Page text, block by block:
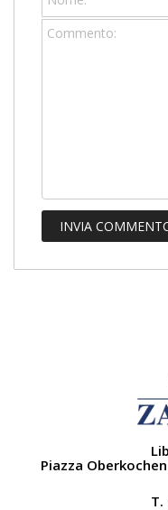
Piazza
T.